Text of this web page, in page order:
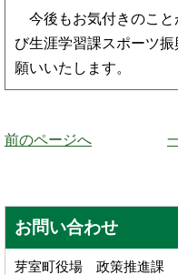
今後もお気付きのこと
び生涯学習課スポーツ
願いいたします。
前のページへ
お問い合わせ
芽室町役場 政策推進課